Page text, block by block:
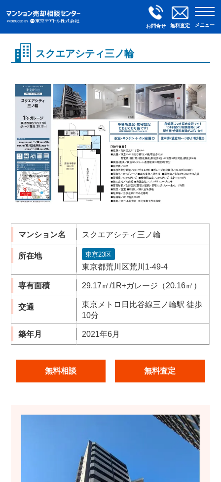
お問合せ 無料査定 メニュー
スクエアシティ三ノ輪
マンション名 スクエアシティ三ノ輪
所在地 東京23区
東京都荒川区荒川1-49-4
専有面積 29.17㎡/1R+ガレージ（20.16㎡）
交通
東京メトロ日比谷線三ノ輪駅 徒歩
10分
築年月 2021年6月
無料相談 無料査定